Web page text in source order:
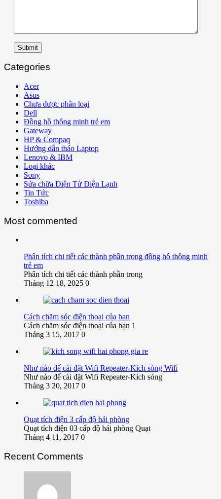
Submit
Categories
Acer
Asus
Chưa được phân loại
Dell
Đồng hồ thông minh trẻ em
Gateway
HP & Compaq
Hướng dẫn tháo Laptop
Lenovo & IBM
Loại khác
Sony
Sửa chữa Điện Tử Điện Lạnh
Tin Tức
Toshiba
Most commented
Phân tích chi tiết các thành phần trong đồng hồ thông minh
trẻ em
Phân tích chi tiết các thành phần trong
Tháng 12 18, 2025 0
Cách chăm sóc điện thoại của bạn
Cách chăm sóc điện thoại của bạn 1
Tháng 3 15, 2017 0
Như nào để cài đặt Wifi Repeater-Kích sóng Wifi
Như nào để cài đặt Wifi Repeater-Kích sóng
Tháng 3 20, 2017 0
Quạt tích điện 3 cấp độ hải phòng
Quạt tích điện 03 cấp độ hải phòng Quạt
Tháng 4 11, 2017 0
Recent Comments